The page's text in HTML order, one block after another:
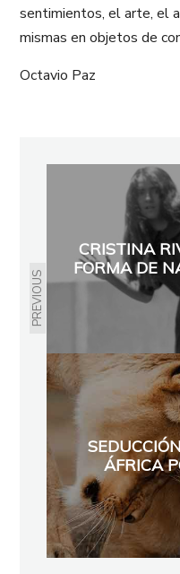
sentimientos, el arte, el
mismas en objetos de
Octavio Paz
PREVIOUS
CRISTINA
FORMA DE
ÁFRICA